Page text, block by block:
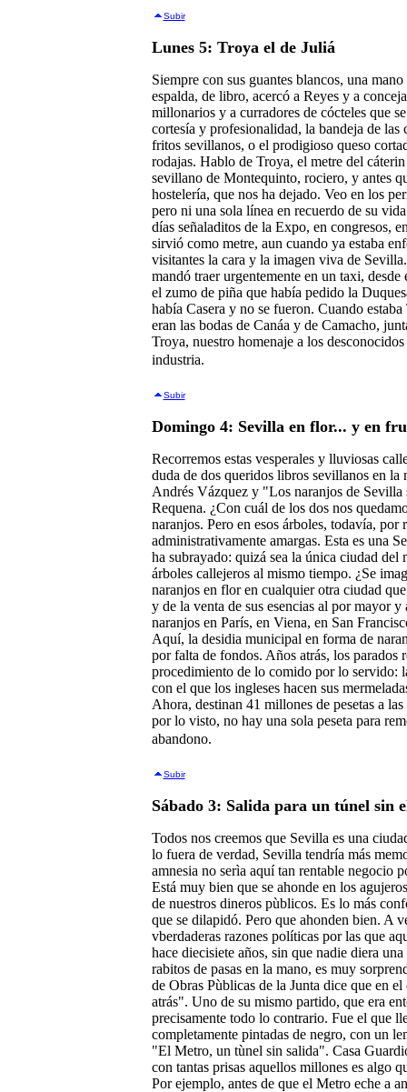
Subir
Lunes 5: Troya el de Juliá
Siempre con sus guantes blancos, una
espalda, de libro, acercó a Reyes y a
millonarios y a curradores de cócteles que
cortesía y profesionalidad, la bandeja de las
fritos sevillanos, o el prodigioso queso
rodajas. Hablo de Troya, el metre del
sevillano de Montequinto, rociero, y antes
hostelería, que nos ha dejado. Veo en los
pero ni una sola línea en recuerdo de su
días señaladitos de la Expo, en congresos,
sirvió como metre, aun cuando ya estaba
visitantes la cara y la imagen viva de
mandó traer urgentemente en un taxi,
el zumo de piña que había pedido la
había Casera y no se fueron. Cuando
eran las bodas de Canáa y de Camacho,
Troya, nuestro homenaje a los
industria.
Subir
Domingo 4: Sevilla en flor... y en
Recorremos estas vesperales y lluviosas
duda de dos queridos libros sevillanos en
Andrés Vázquez y "Los naranjos de Sevilla
Requena. ¿Con cuál de los dos nos
naranjos. Pero en esos árboles, todavía, por
administrativamente amargas. Esta es una
ha subrayado: quizá sea la única ciudad
árboles callejeros al mismo tiempo. ¿Se
naranjos en flor en cualquier otra ciudad
y de la venta de sus esencias al por mayor y
naranjos en París, en Viena, en San
Aquí, la desidia municipal en forma de
por falta de fondos. Años atrás, los parados
procedimiento de lo comido por lo servido:
con el que los ingleses hacen sus
Ahora, destinan 41 millones de pesetas a
por lo visto, no hay una sola peseta para
abandono.
Subir
Sábado 3: Salida para un túnel sin
Todos nos creemos que Sevilla es una
lo fuera de verdad, Sevilla tendría más
amnesia no serìa aquí tan rentable negocio
Está muy bien que se ahonde en los
de nuestros dineros pùblicos. Es lo más
que se dilapidó. Pero que ahonden bien. A
vberdaderas razones políticas por las que
hace diecisiete años, sin que nadie diera
rabitos de pasas en la mano, es muy
de Obras Pùblicas de la Junta dice que en
atrás". Uno de su mismo partido, que era
precisamente todo lo contrario. Fue el que
completamente pintadas de negro, con un
"El Metro, un tùnel sin salida". Casa
con tantas prisas aquellos millones es algo
Por ejemplo, antes de que el Metro eche a